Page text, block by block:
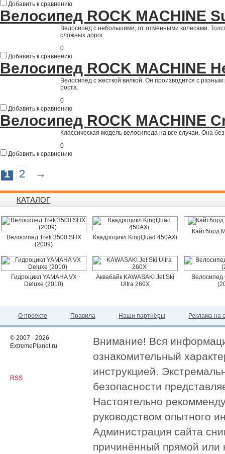
Добавить к сравнению
Велосипед ROCK MACHINE
Велосипед с небольшими, от отменными колесами.
сложных дорог.
0
Добавить к сравнению
Велосипед ROCK MACHINE
Велосипед с жесткой вилкой. Он производится с
роста.
0
Добавить к сравнению
Велосипед ROCK MACHINE
Классическая модель велосипеда на все случаи. Она
0
Добавить к сравнению
1 2 →
КАТАЛОГ
Велосипед Trek 3500 SHX
(2009)
Квадроцикл KingQuad 450AXi
Кайтборд
Гидроцикл YAMAHA VX
Deluxe (2010)
Аквабайк KAWASAKI Jet Ski
Ultra 260X
Велосипед
О проекте Правила Наши партнёры Реклама на
© 2007 - 2026
ExtremePlanet.ru
RSS
Внимание! Вся
ознакомительный
инструкцией.
безопасности
Настоятельно
руководством опытного
Администрация сайта
причинённый прямой или